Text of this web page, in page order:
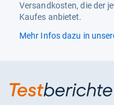
Zusammenbau nötig
Versandkosten, die der
Kaufes anbietet.
Mehr Infos dazu in